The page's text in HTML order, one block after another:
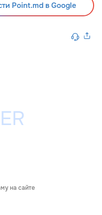
Point.md в Google
на сайте